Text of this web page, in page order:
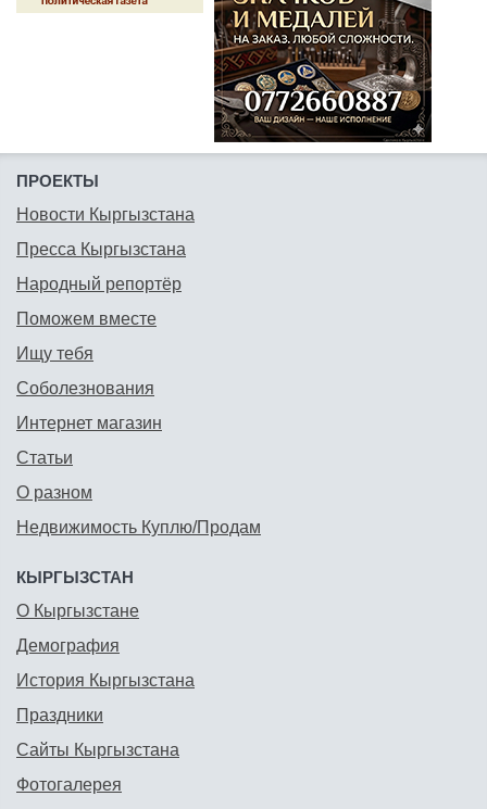
ПРОЕКТЫ
Новости Кыргызстана
Пресса Кыргызстана
Народный репортёр
Поможем вместе
Ищу тебя
Соболезнования
Интернет магазин
Статьи
О разном
Недвижимость Куплю/Продам
КЫРГЫЗСТАН
О Кыргызстане
Демография
История Кыргызстана
Праздники
Сайты Кыргызстана
Фотогалерея